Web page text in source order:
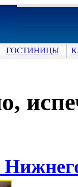
ГОСТИНИЦЫ